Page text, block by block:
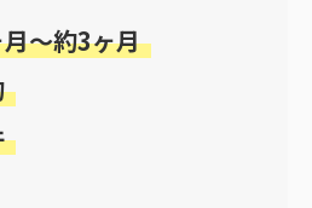
〜約3ヶ月